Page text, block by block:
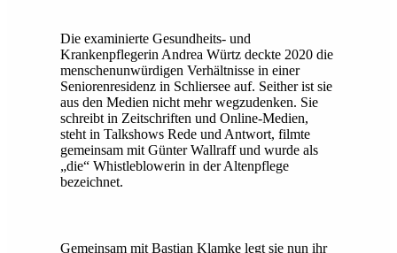
Die examinierte Gesundheits- und
Krankenpflegerin Andrea Würtz deckte 2020 die
menschenunwürdigen Verhältnisse in einer
Seniorenresidenz in Schliersee auf. Seither ist sie
aus den Medien nicht mehr wegzudenken. Sie
schreibt in Zeitschriften und Online-Medien,
steht in Talkshows Rede und Antwort, filmte
gemeinsam mit Günter Wallraff und wurde als
„die“ Whistleblowerin in der Altenpflege
bezeichnet.
Gemeinsam mit Bastian Klamke legt sie nun ihr